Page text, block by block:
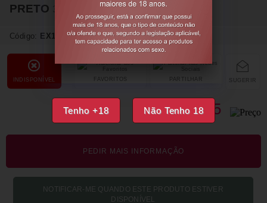
Tenho +18 Não Tenho 18
PRETO
Código: EX17723
INDISPONÍVEL SUGERIR
PARTILHAR
FAVORITOS
€11, 75
PEDIR MAIS INFORMAÇÃO